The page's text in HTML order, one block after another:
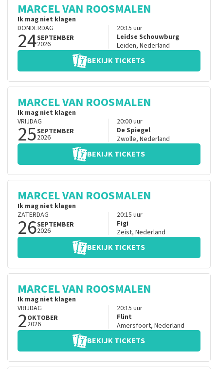
MARCEL VAN ROOSMALEN
Ik mag niet klagen
DONDERDAG
24SEPTEMBER
2026
20:15 uur
Leidse Schouwburg
Leiden, Nederland
BEKIJK TICKETS
MARCEL VAN ROOSMALEN
Ik mag niet klagen
VRIJDAG
25SEPTEMBER
2026
20:00uur
De Spiegel
Zwolle, Nederland
BEKIJK TICKETS
MARCEL VAN ROOSMALEN
Ik mag niet klagen
ZATERDAG
26SEPTEMBER
2026
20:15 uur
Figi
Zeist, Nederland
BEKIJK TICKETS
MARCEL VAN ROOSMALEN
Ik mag niet klagen
VRIJDAG
2OKTOBER
2026
20:15 uur
Flint
Amersfoort, Nederland
BEKIJK TICKETS